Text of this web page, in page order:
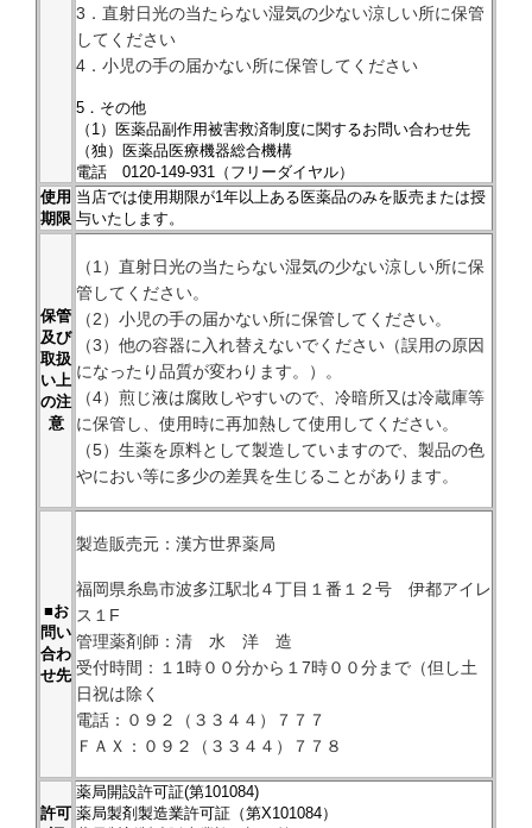
3．直射日光の当たらない湿気の少ない涼しい所に保管
してください
4．小児の手の届かない所に保管してください
5．その他
（1）医薬品副作用被害救済制度に関するお問い合わせ先
（独）医薬品医療機器総合機構
電話 0120-149-931（フリーダイヤル）
使用
期限
当店では使用期限が1年以上ある医薬品のみを販売または授
与いたします。
保管
及び
取扱
い上
の注
意
（1）直射日光の当たらない湿気の少ない涼しい所に保
管してください。
（2）小児の手の届かない所に保管してください。
（3）他の容器に入れ替えないでください（誤用の原因
になったり品質が変わります。）。
（4）煎じ液は腐敗しやすいので、冷暗所又は冷蔵庫等
に保管し、使用時に再加熱して使用してください。
（5）生薬を原料として製造していますので、製品の色
やにおい等に多少の差異を生じることがあります。
■お
問い
合わ
せ先
製造販売元：漢方世界薬局
福岡県糸島市波多江駅北４丁目１番１２号 伊都アイレ
ス１F
管理薬剤師：清 水 洋 造
受付時間：１1時００分から１7時００分まで（但し土
日祝は除く
電話：０９２（３３４４）７７７
ＦＡＸ：０９２（３３４４）７７８
許可
薬局開設許可証(第101084)
薬局製剤製造業許可証（第X101084）